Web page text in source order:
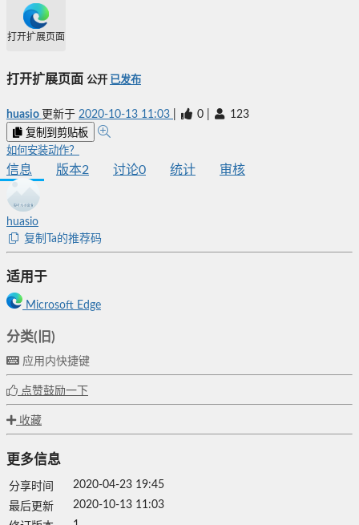
打开扩展页面
打开扩展页面 公开 已发布
huasio 更新于 2020-10-13 11:03 0 123
复制到剪贴板
如何安装动作？
信息 版本2 讨论0 统计 审核
huasio
复制Ta的推荐码
适用于
Microsoft Edge
分类(旧)
应用内快捷键
点赞鼓励一下
收藏
更多信息
分享时间
2020-04-23 19:45
最后更新
2020-10-13 11:03